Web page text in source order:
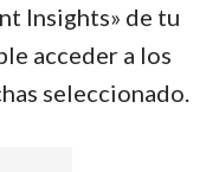
Insights» de tu
acceder a los
seleccionado.